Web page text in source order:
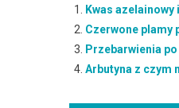
Kwas
Czerwone plamy
Przebarwienia
Arbutyna z czym